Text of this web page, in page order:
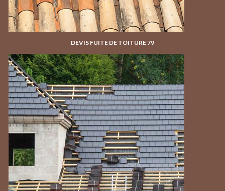
DEVIS FUITE DE TOITURE 79